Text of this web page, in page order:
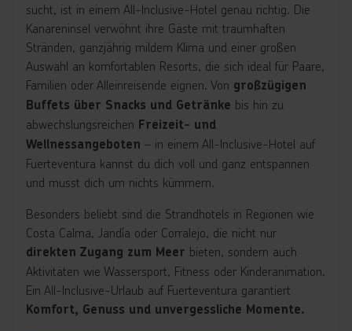
sucht, ist in einem All-Inclusive-Hotel genau richtig. Die
Kanareninsel verwöhnt ihre Gäste mit traumhaften
Stränden, ganzjährig mildem Klima und einer großen
Auswahl an komfortablen Resorts, die sich ideal für Paare,
Familien oder Alleinreisende eignen. Von großzügigen
Buffets über Snacks und Getränke bis hin zu
abwechslungsreichen Freizeit- und
Wellnessangeboten – in einem All-Inclusive-Hotel auf
Fuerteventura kannst du dich voll und ganz entspannen
und musst dich um nichts kümmern.
Besonders beliebt sind die Strandhotels in Regionen wie
Costa Calma, Jandía oder Corralejo, die nicht nur
direkten Zugang zum Meer bieten, sondern auch
Aktivitäten wie Wassersport, Fitness oder Kinderanimation.
Ein All-Inclusive-Urlaub auf Fuerteventura garantiert
Komfort, Genuss und unvergessliche Momente.